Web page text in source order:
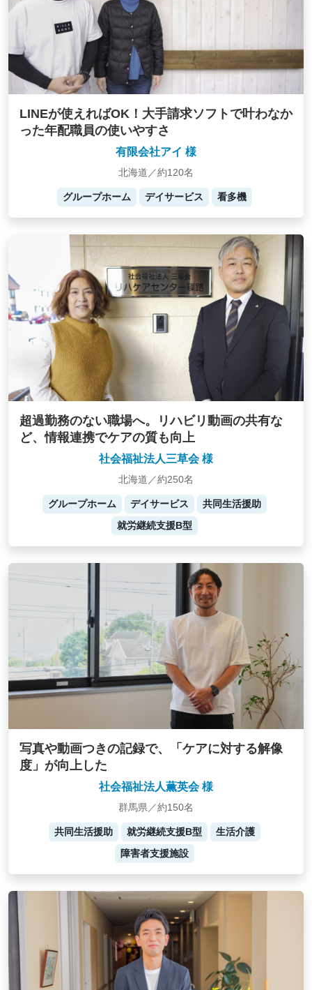
LINEが使えればOK！大手請求ソフトで叶わなか
った年配職員の使いやすさ
有限会社アイ 様
北海道／約120名
グループホーム デイサービス 看多機
超過勤務のない職場へ。リハビリ動画の共有な
ど、情報連携でケアの質も向上
社会福祉法人三草会 様
北海道／約250名
グループホーム デイサービス
共同生活援助
就労継続支援B型
写真や動画つきの記録で、「ケアに対する解像
度」が向上した
社会福祉法人薫英会 様
群馬県／約150名
共同生活援助 就労継続支援B型
生活介護
障害者支援施設